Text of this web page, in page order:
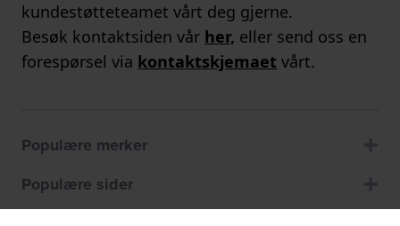
kundestøtteteamet vårt deg gjerne.
Besøk kontaktsiden vår her, eller send oss en
forespørsel via kontaktskjemaet vårt.
Populære merker
Populære sider